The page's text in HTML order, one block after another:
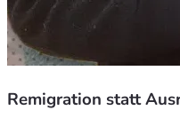
Remigration statt